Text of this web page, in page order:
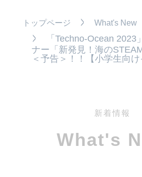
トップページ What's New
「Techno-Ocean 2023
ナー「新発見！海の
＜予告＞！！【小学生向け
新着情報
What's